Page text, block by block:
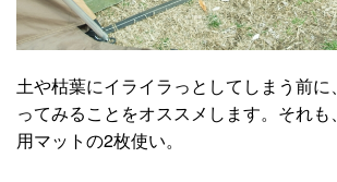
土や枯葉にイライラっとしてしまう前
ってみることをオススメします。それも
用マットの2枚使い。